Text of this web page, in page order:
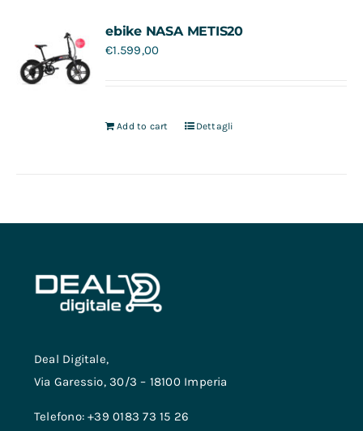
ebike NASA METIS20
€1.599,00
Add to cart Dettagli
Deal Digitale,
Via Garessio, 30/3 – 18100 Imperia
Telefono: +39 0183 73 15 26